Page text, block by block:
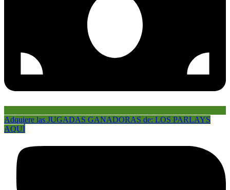
Adquiere las JUGADAS GANADORAS de: LOS PARLAYS
AQUÍ